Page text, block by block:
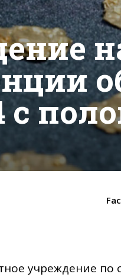
с
учреждение по